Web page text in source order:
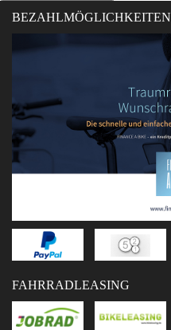
BEZAHLMÖGLICHKEITEN
FAHRRADLEASING